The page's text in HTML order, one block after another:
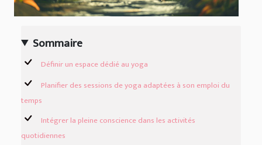
Sommaire
Définir un espace dédié au yoga
Planifier des sessions de yoga adaptées à son emploi du
temps
Intégrer la pleine conscience dans les activités
quotidiennes